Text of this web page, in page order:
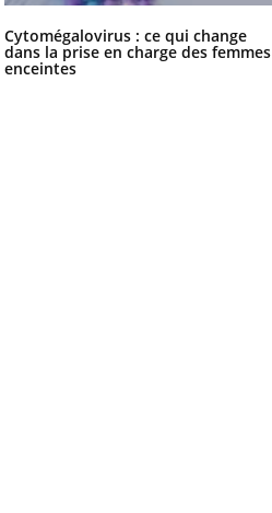
Cytomégalovirus : ce qui change
dans la prise en charge des femmes
enceintes